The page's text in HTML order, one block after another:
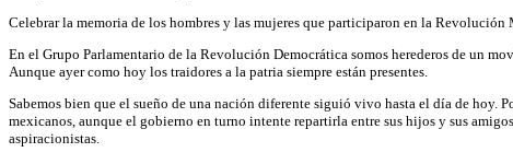
Celebrar la memoria de los hombres y las mujeres que participaron en la
En el Grupo Parlamentario de la Revolución Democrática somos herederos de un
Aunque ayer como hoy los traidores a la patria siempre están presentes.
Sabemos bien que el sueño de una nación diferente siguió vivo hasta el día de hoy.
mexicanos, aunque el gobierno en turno intente repartirla entre sus hijos y sus
aspiracionistas.